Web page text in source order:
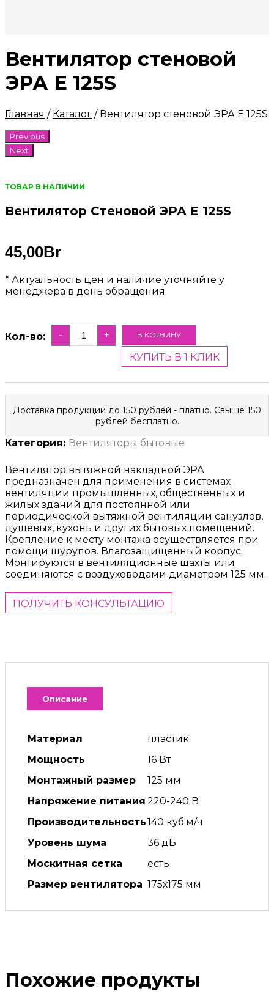
Вентилятор стеновой
ЭРА E 125S
Главная / Каталог / Вентилятор стеновой ЭРА E 125S
Previous
Next
ТОВАР В НАЛИЧИИ
Вентилятор Стеновой ЭРА E 125S
45,00Br
* Актуальность цен и наличие уточняйте у
менеджера в день обращения.
Кол-во: - + В КОРЗИНУ
КУПИТЬ В 1 КЛИК
Доставка продукции до 150 рублей - платно. Свыше 150
рублей бесплатно.
Категория: Вентиляторы бытовые
Вентилятор вытяжной накладной ЭРА
предназначен для применения в системах
вентиляции промышленных, общественных и
жилых зданий для постоянной или
периодической вытяжной вентиляции санузлов,
душевых, кухонь и других бытовых помещений.
Крепление к месту монтажа осуществляется при
помощи шурупов. Влагозащищенный корпус.
Монтируются в вентиляционные шахты или
соединяются с воздуховодами диаметром 125 мм.
ПОЛУЧИТЬ КОНСУЛЬТАЦИЮ
Описание
Материал
пластик
Мощность
16 Вт
Монтажный размер
125 мм
Напряжение питания 220-240 В
Производительность140 куб.м/ч
Уровень шума
36 дБ
Москитная сетка
есть
Размер вентилятора 175х175 мм
Похожие продукты